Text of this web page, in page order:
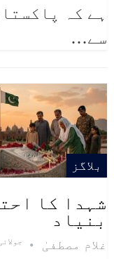
ہے کہ
سے…
بلاگز
شہدا کا
بنیاد
غلام مصطفیٰ جولائی 15,